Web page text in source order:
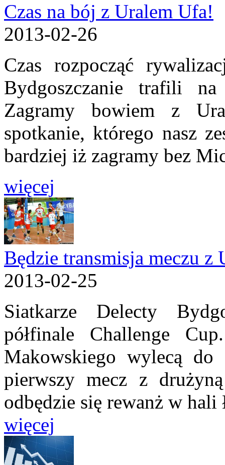
Czas na bój z Uralem Ufa!
2013-02-26
Czas rozpocząć
Bydgoszczanie trafili
Zagramy bowiem z
spotkanie, którego nasz
bardziej iż zagramy bez
więcej
Będzie transmisja meczu z
2013-02-25
Siatkarze Delecty
półfinale Challenge
Makowskiego wylecą
pierwszy mecz z
odbędzie się rewanż w
więcej